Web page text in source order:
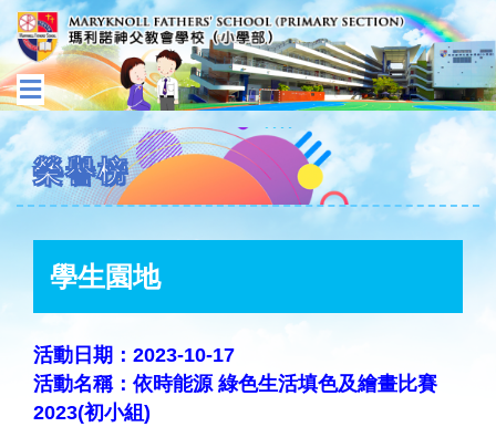
榮譽榜
學生園地
活動日期：2023-10-17
活動名稱：依時能源 綠色生活填色及繪畫比賽
2023(初小組)